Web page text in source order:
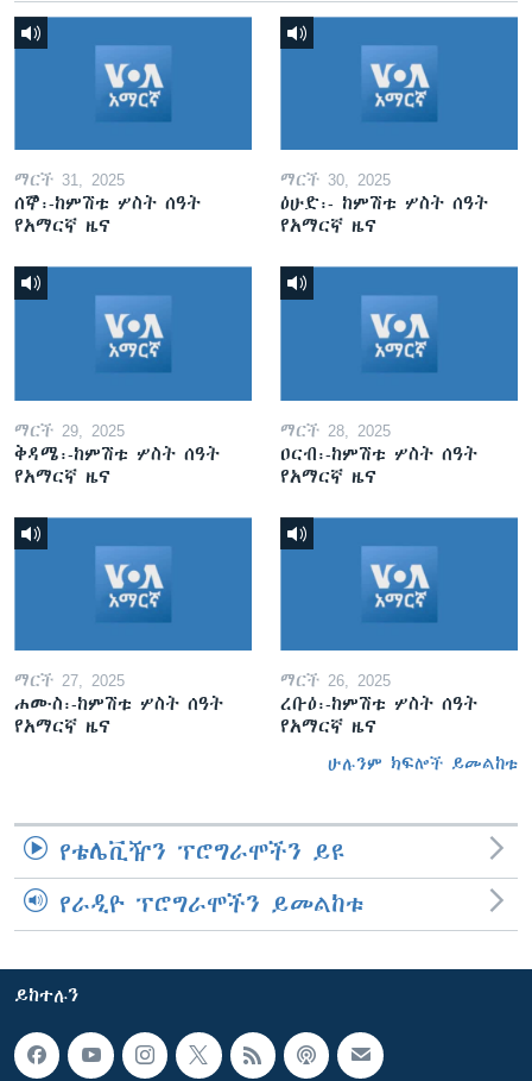
ማርች 31, 2025
ሰኞ፡-ከምሽቱ ሦስት ሰዓት
የአማርኛ ዜና
ማርች 30, 2025
ዕሁድ፡- ከምሽቱ ሦስት ሰዓት
የአማርኛ ዜና
ማርች 29, 2025
ቅዳሜ፡-ከምሽቱ ሦስት ሰዓት
የአማርኛ ዜና
ማርች 28, 2025
ዐርብ፡-ከምሽቱ ሦስት ሰዓት
የአማርኛ ዜና
ማርች 27, 2025
ሐሙስ፡-ከምሽቱ ሦስት ሰዓት
የአማርኛ ዜና
ማርች 26, 2025
ረቡዕ፡-ከምሽቱ ሦስት ሰዓት
የአማርኛ ዜና
ሁሉንም ክፍሎች ይመልከቱ
የቴሌቪዥን ፕሮግራሞችን ይዩ
የራዲዮ ፕሮግራሞችን ይመልከቱ
ይከተሉን